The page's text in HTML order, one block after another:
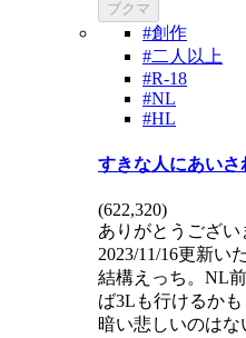
ブクマ
#創作
#二人以上
#R-18
#NL
#HL
すきな人にあいさ
(622,320)
ありがとうござ
2023/11/16更新い
結構えっち。NL
ば3Lも行けるか
暗い悲しいのは